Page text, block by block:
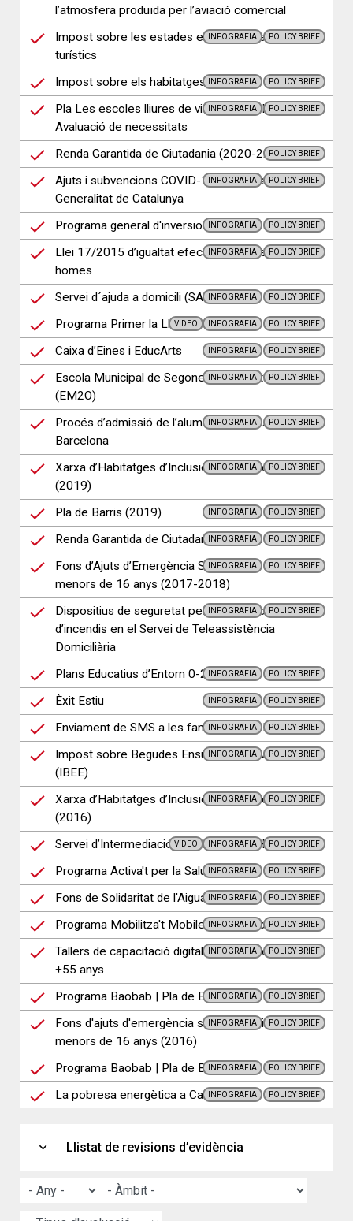
l’atmosfera produïda per l’aviació comercial
Impost sobre les estades en establiments
turístics
INFOGRAFIA POLICY BRIEF
Impost sobre els habitatges buitsINFOGRAFIA POLICY BRIEF
Pla Les escoles lliures de violències (Pla LELV) -
Avaluació de necessitats
INFOGRAFIA POLICY BRIEF
Renda Garantida de Ciutadania (2020-22)POLICY BRIEF
Ajuts i subvencions COVID-19 desplegats per la
Generalitat de Catalunya
INFOGRAFIA POLICY BRIEF
Programa general d'inversionsINFOGRAFIA POLICY BRIEF
Llei 17/2015 d’igualtat efectiva de dones i
homes
INFOGRAFIA POLICY BRIEF
Servei d´ajuda a domicili (SAD)INFOGRAFIA POLICY BRIEF
Programa Primer la LlarVIDEO INFOGRAFIA POLICY BRIEF
Caixa d’Eines i EducArts INFOGRAFIA POLICY BRIEF
Escola Municipal de Segones Oportunitats
(EM2O)
INFOGRAFIA POLICY BRIEF
Procés d’admissió de l’alumnat de la ciutat de
Barcelona
INFOGRAFIA POLICY BRIEF
Xarxa d’Habitatges d’Inclusió de Barcelona
(2019)
INFOGRAFIA POLICY BRIEF
Pla de Barris (2019) INFOGRAFIA POLICY BRIEF
Renda Garantida de Ciutadania (2017-20)
INFOGRAFIA POLICY BRIEF
Fons d’Ajuts d’Emergència Social per a Infants
menors de 16 anys (2017-2018)
INFOGRAFIA POLICY BRIEF
Dispositius de seguretat per la prevenció
d’incendis en el Servei de Teleassistència
Domiciliària
INFOGRAFIA POLICY BRIEF
Plans Educatius d’Entorn 0-20INFOGRAFIA POLICY BRIEF
Èxit Estiu INFOGRAFIA POLICY BRIEF
Enviament de SMS a les famílies - Èxit Estiu
INFOGRAFIA POLICY BRIEF
Impost sobre Begudes Ensucrades Envasades
(IBEE)
INFOGRAFIA POLICY BRIEF
Xarxa d’Habitatges d’Inclusió de Barcelona
(2016)
INFOGRAFIA POLICY BRIEF
Servei d’Intermediació en Deutes de l’Habitatge
VIDEO INFOGRAFIA POLICY BRIEF
Programa Activa't per la Salut Mental
INFOGRAFIA POLICY BRIEF
Fons de Solidaritat de l'Aigua INFOGRAFIA POLICY BRIEF
Programa Mobilitza't Mobile de Barcelona Activa
INFOGRAFIA POLICY BRIEF
Tallers de capacitació digital per a persones de
+55 anys
INFOGRAFIA POLICY BRIEF
Programa Baobab | Pla de Barris 2017
INFOGRAFIA POLICY BRIEF
Fons d'ajuts d'emergència social per a infants
menors de 16 anys (2016)
INFOGRAFIA POLICY BRIEF
Programa Baobab | Pla de Barris 2018
INFOGRAFIA POLICY BRIEF
La pobresa energètica a Catalunya
INFOGRAFIA POLICY BRIEF
expand_more Llistat de revisions d’evidència